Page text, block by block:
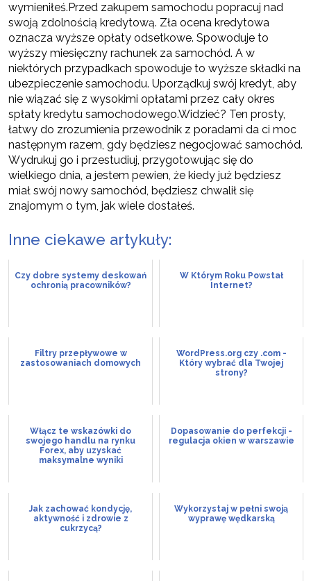
wymieniłeś.Przed zakupem samochodu popracuj nad
swoją zdolnością kredytową. Zła ocena kredytowa
oznacza wyższe opłaty odsetkowe. Spowoduje to
wyższy miesięczny rachunek za samochód. A w
niektórych przypadkach spowoduje to wyższe składki na
ubezpieczenie samochodu. Uporządkuj swój kredyt, aby
nie wiązać się z wysokimi opłatami przez cały okres
spłaty kredytu samochodowego.Widzieć? Ten prosty,
łatwy do zrozumienia przewodnik z poradami da ci moc
następnym razem, gdy będziesz negocjować samochód.
Wydrukuj go i przestudiuj, przygotowując się do
wielkiego dnia, a jestem pewien, że kiedy już będziesz
miał swój nowy samochód, będziesz chwalił się
znajomym o tym, jak wiele dostałeś.
Inne ciekawe artykuły:
Czy dobre systemy deskowań
ochronią pracowników?
W Którym Roku Powstał
Internet?
Filtry przepływowe w
zastosowaniach domowych
WordPress.org czy .com -
Który wybrać dla Twojej
strony?
Włącz te wskazówki do
swojego handlu na rynku
Forex, aby uzyskać
maksymalne wyniki
Dopasowanie do perfekcji -
regulacja okien w warszawie
Jak zachować kondycję,
aktywność i zdrowie z
cukrzycą?
Wykorzystaj w pełni swoją
wyprawę wędkarską